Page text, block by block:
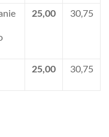
25,00 30,75
25,00 30,75